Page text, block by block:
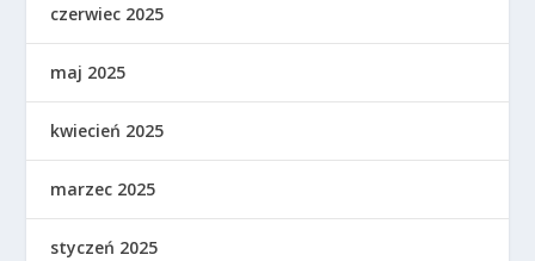
czerwiec 2025
maj 2025
kwiecień 2025
marzec 2025
styczeń 2025